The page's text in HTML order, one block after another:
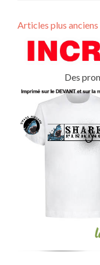
Articles plus anciens
Des